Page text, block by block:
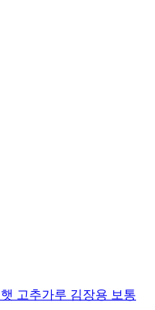
고추가루 김장용 보통